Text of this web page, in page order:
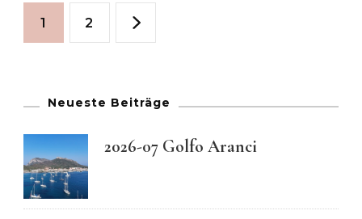
Beiträge
Seite
1 Seite
2
Neueste Beiträge
2026-07 Golfo Aranci